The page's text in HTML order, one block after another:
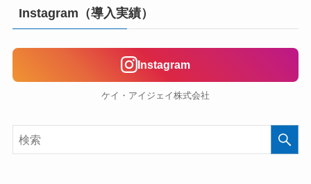
Instagram（導入実績）
Instagram
ケイ・アイジェイ株式会社